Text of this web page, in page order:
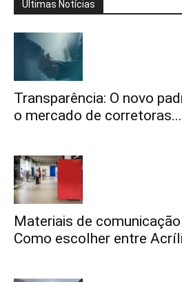
Últimas Notícias
Transparência: O novo
o mercado de corretoras...
Materiais de
Como escolher entre